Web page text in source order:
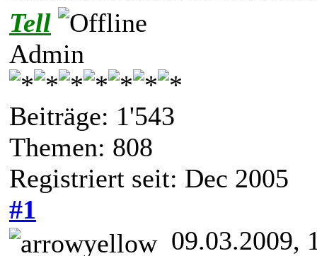
Tell
Admin
Beiträge: 1'543
Themen: 808
Registriert seit: Dec 2005
#1
09.03.2009,